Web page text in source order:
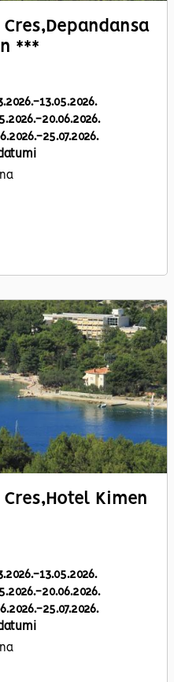
Depandansa
***
13.05.2026.
20.06.2026.
25.07.2026.
Hotel Kimen
13.05.2026.
20.06.2026.
25.07.2026.